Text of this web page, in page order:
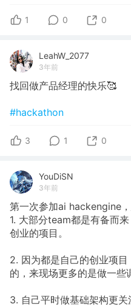
1 0 0
LeahW_2077
3年前
找回做产品经理的快乐🥰
#hackathon
3 1 0
YouDiSN
3年前
第一次参加ai hackengine
1. 大部分team都是有备而
创业的项目。
2. 因为都是自己的创业项
的，来现场更多的是做一些
3. 自己平时做基础架构更